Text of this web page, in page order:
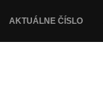
AKTUÁLNE ČÍSLO